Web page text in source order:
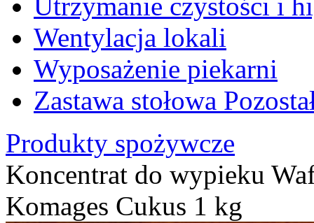
Wentylacja lokali
Wyposażenie piekarni
Zastawa stołowa
Produkty spożywcze
Koncentrat do wypieku
Komages Cukus 1 kg